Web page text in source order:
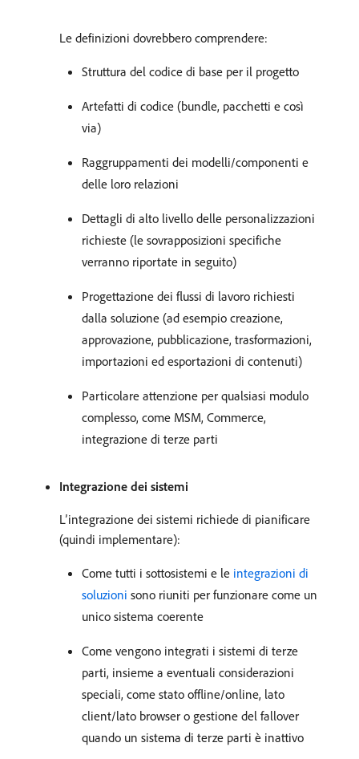
Le definizioni dovrebbero comprendere:
Struttura del codice di base per il progetto
Artefatti di codice (bundle, pacchetti e così
via)
Raggruppamenti dei modelli/componenti e
delle loro relazioni
Dettagli di alto livello delle personalizzazioni
richieste (le sovrapposizioni specifiche
verranno riportate in seguito)
Progettazione dei flussi di lavoro richiesti
dalla soluzione (ad esempio creazione,
approvazione, pubblicazione, trasformazioni,
importazioni ed esportazioni di contenuti)
Particolare attenzione per qualsiasi modulo
complesso, come MSM, Commerce,
integrazione di terze parti
Integrazione dei sistemi
L’integrazione dei sistemi richiede di pianificare
(quindi implementare):
Come tutti i sottosistemi e le integrazioni di
soluzioni sono riuniti per funzionare come un
unico sistema coerente
Come vengono integrati i sistemi di terze
parti, insieme a eventuali considerazioni
speciali, come stato offline/online, lato
client/lato browser o gestione del fallover
quando un sistema di terze parti è inattivo